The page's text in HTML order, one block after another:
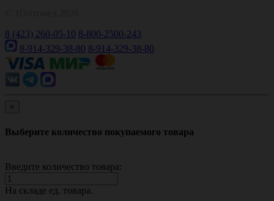
8 (423) 260-05-10 8-800-2500-243
8-914-329-38-80 8-914-329-38-80
×
Выберите количество покупаемого товара
Введите количество товара:
На складе ед. товара.